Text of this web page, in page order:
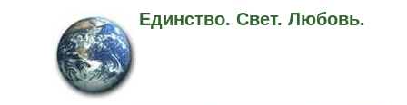
Единство. Свет. Любовь.